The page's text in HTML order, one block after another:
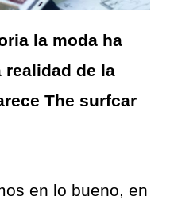
la moda ha
realidad de la
The surfcar
en lo bueno, en